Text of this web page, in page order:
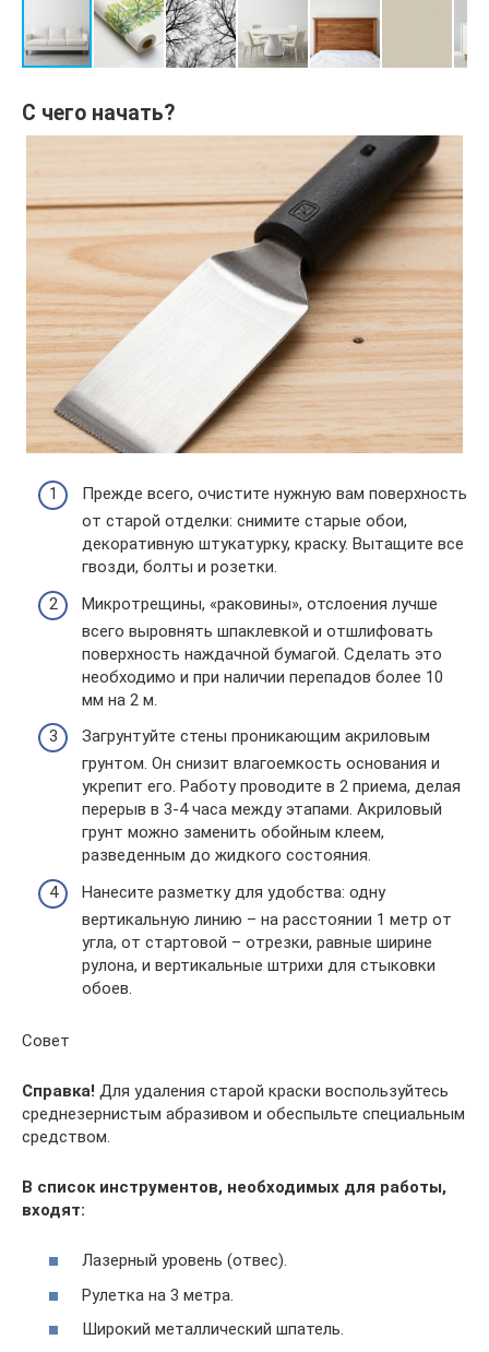
С чего начать?
Прежде всего, очистите нужную вам поверхность
от старой отделки: снимите старые обои,
декоративную штукатурку, краску. Вытащите все
гвозди, болты и розетки.
Микротрещины, «раковины», отслоения лучше
всего выровнять шпаклевкой и отшлифовать
поверхность наждачной бумагой. Сделать это
необходимо и при наличии перепадов более 10
мм на 2 м.
Загрунтуйте стены проникающим акриловым
грунтом. Он снизит влагоемкость основания и
укрепит его. Работу проводите в 2 приема, делая
перерыв в 3-4 часа между этапами. Акриловый
грунт можно заменить обойным клеем,
разведенным до жидкого состояния.
Нанесите разметку для удобства: одну
вертикальную линию – на расстоянии 1 метр от
угла, от стартовой – отрезки, равные ширине
рулона, и вертикальные штрихи для стыковки
обоев.
Совет
Справка! Для удаления старой краски воспользуйтесь
среднезернистым абразивом и обеспыльте специальным
средством.
В список инструментов, необходимых для работы,
входят:
Лазерный уровень (отвес).
Рулетка на 3 метра.
Широкий металлический шпатель.